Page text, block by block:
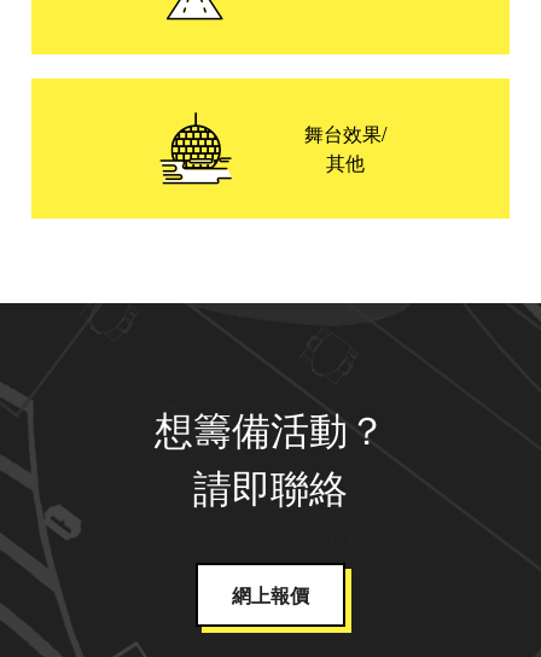
舞台效果/
其他
想籌備活動？
請即聯絡
網上報價